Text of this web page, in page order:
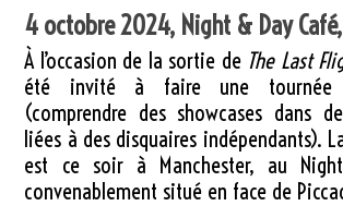
4 octobre 2024, Night & Day
À l’occasion de la sortie de The Last
été invité à faire une tournée
(comprendre des showcases dans
liées à des disquaires indépendants).
est ce soir à Manchester, au
convenablement situé en face de